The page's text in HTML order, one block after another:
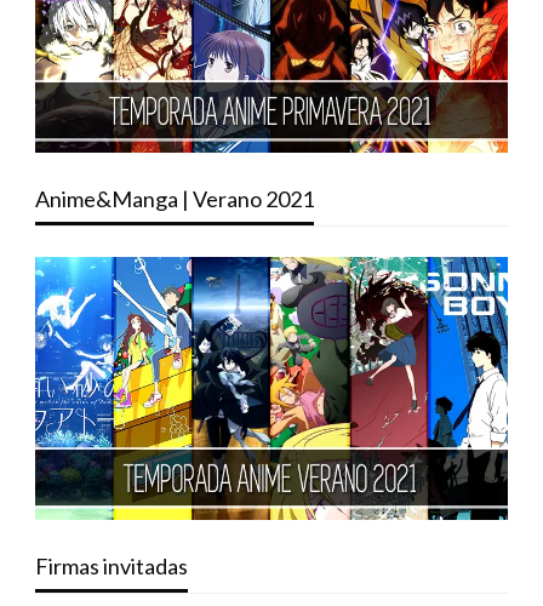
Anime&Manga | Verano 2021
Firmas invitadas